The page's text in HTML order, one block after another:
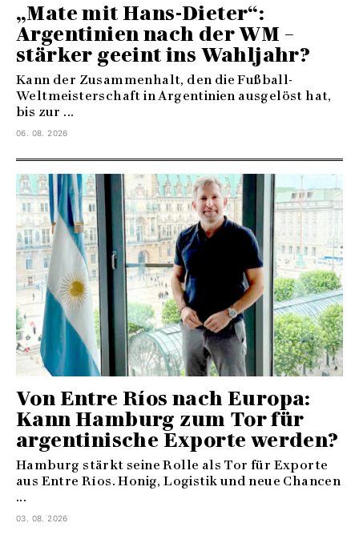
„Mate mit Hans-Dieter“:
Argentinien nach der WM –
stärker geeint ins Wahljahr?
Kann der Zusammenhalt, den die Fußball-
Weltmeisterschaft in Argentinien ausgelöst hat,
bis zur ...
06. 08. 2026
Von Entre Ríos nach Europa:
Kann Hamburg zum Tor für
argentinische Exporte werden?
Hamburg stärkt seine Rolle als Tor für Exporte
aus Entre Ríos. Honig, Logistik und neue Chancen
...
03. 08. 2026